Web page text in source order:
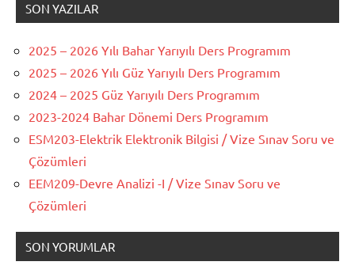
SON YAZILAR
2025 – 2026 Yılı Bahar Yarıyılı Ders Programım
2025 – 2026 Yılı Güz Yarıyılı Ders Programım
2024 – 2025 Güz Yarıyılı Ders Programım
2023-2024 Bahar Dönemi Ders Programım
ESM203-Elektrik Elektronik Bilgisi / Vize Sınav Soru ve
Çözümleri
EEM209-Devre Analizi -I / Vize Sınav Soru ve
Çözümleri
SON YORUMLAR